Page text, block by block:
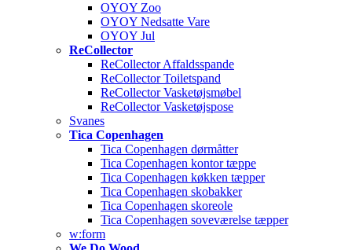
OYOY Zoo
OYOY Nedsatte Vare
OYOY Jul
ReCollector
ReCollector Affaldsspande
ReCollector Toiletspand
ReCollector Vasketøjsmøbel
ReCollector Vasketøjspose
Svanes
Tica Copenhagen
Tica Copenhagen dørmåtter
Tica Copenhagen kontor tæppe
Tica Copenhagen køkken tæpper
Tica Copenhagen skobakker
Tica Copenhagen skoreole
Tica Copenhagen soveværelse tæpper
w:form